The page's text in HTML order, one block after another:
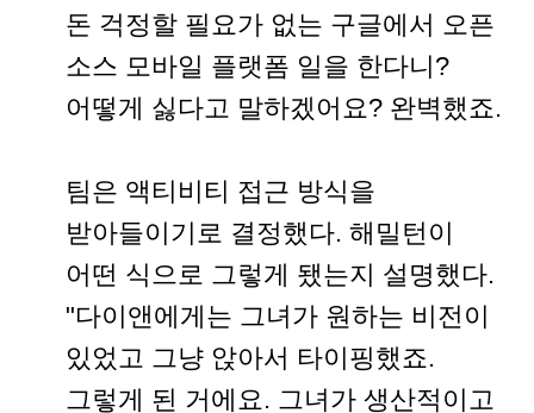
돈 걱정할 필요가 없는 구글에서 오픈
소스 모바일 플랫폼 일을 한다니?
어떻게 싫다고 말하겠어요? 완벽했죠.
팀은 액티비티 접근 방식을
받아들이기로 결정했다. 해밀턴이
어떤 식으로 그렇게 됐는지 설명했다.
"다이앤에게는 그녀가 원하는 비전이
있었고 그냥 앉아서 타이핑했죠.
그렇게 된 거에요. 그녀가 생산적이고